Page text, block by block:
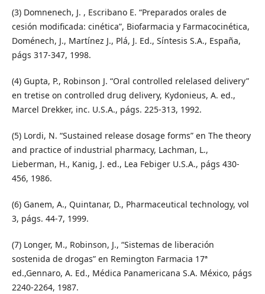
(3) Domnenech, J. , Escribano E. “Preparados orales de
cesión modificada: cinética”, Biofarmacia y Farmacocinética,
Doménech, J., Martínez J., Plá, J. Ed., Síntesis S.A., España,
págs 317-347, 1998.
(4) Gupta, P., Robinson J. “Oral controlled relelased delivery”
en tretise on controlled drug delivery, Kydonieus, A. ed.,
Marcel Drekker, inc. U.S.A., págs. 225-313, 1992.
(5) Lordi, N. “Sustained release dosage forms” en The theory
and practice of industrial pharmacy, Lachman, L.,
Lieberman, H., Kanig, J. ed., Lea Febiger U.S.A., págs 430-
456, 1986.
(6) Ganem, A., Quintanar, D., Pharmaceutical technology, vol
3, págs. 44-7, 1999.
(7) Longer, M., Robinson, J., “Sistemas de liberación
sostenida de drogas” en Remington Farmacia 17ª
ed.,Gennaro, A. Ed., Médica Panamericana S.A. México, págs
2240-2264, 1987.